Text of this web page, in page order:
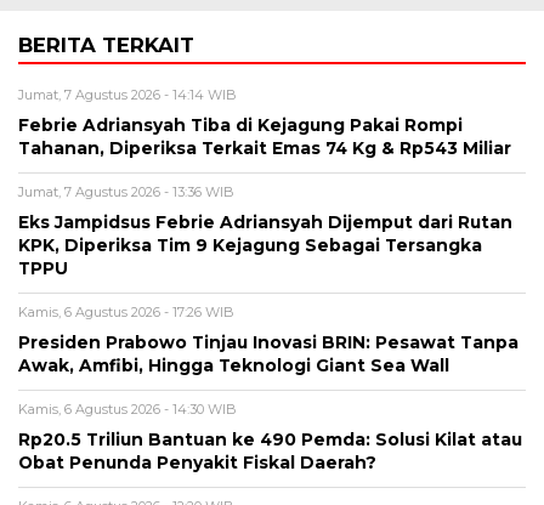
BERITA TERKAIT
Jumat, 7 Agustus 2026 - 14:14 WIB
Febrie Adriansyah Tiba di Kejagung Pakai Rompi
Tahanan, Diperiksa Terkait Emas 74 Kg & Rp543 Miliar
Jumat, 7 Agustus 2026 - 13:36 WIB
Eks Jampidsus Febrie Adriansyah Dijemput dari Rutan
KPK, Diperiksa Tim 9 Kejagung Sebagai Tersangka
TPPU
Kamis, 6 Agustus 2026 - 17:26 WIB
Presiden Prabowo Tinjau Inovasi BRIN: Pesawat Tanpa
Awak, Amfibi, Hingga Teknologi Giant Sea Wall
Kamis, 6 Agustus 2026 - 14:30 WIB
Rp20.5 Triliun Bantuan ke 490 Pemda: Solusi Kilat atau
Obat Penunda Penyakit Fiskal Daerah?